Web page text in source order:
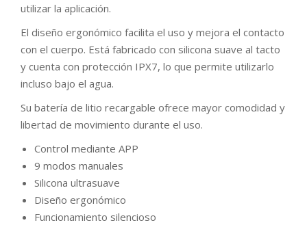
utilizar la aplicación.
El diseño ergonómico facilita el uso y mejora el contacto
con el cuerpo. Está fabricado con silicona suave al tacto
y cuenta con protección IPX7, lo que permite utilizarlo
incluso bajo el agua.
Su batería de litio recargable ofrece mayor comodidad y
libertad de movimiento durante el uso.
Control mediante APP
9 modos manuales
Silicona ultrasuave
Diseño ergonómico
Funcionamiento silencioso